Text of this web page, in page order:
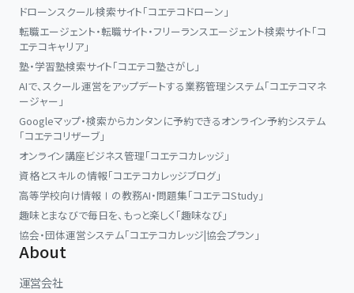
ドローンスクール検索サイト「コエテコドローン」
転職エージェント・転職サイト・フリーランスエージェント検索サイト「コ
エテコキャリア」
塾・学習塾検索サイト「コエテコ塾さがし」
AIで、スクール運営をアップデートする業務管理システム「コエテコマネ
ージャー」
Googleマップ・検索からカンタンに予約できるオンライン予約システム
「コエテコリザーブ」
オンライン講座ビジネス管理「コエテコカレッジ」
資格とスキルの情報「コエテコカレッジブログ」
高等学校向け情報Ⅰの教務AI・問題集「コエテコStudy」
趣味とまなびで毎日を、もっと楽しく「趣味なび」
協会・団体運営システム「コエテコカレッジ|協会プラン」
About
運営会社